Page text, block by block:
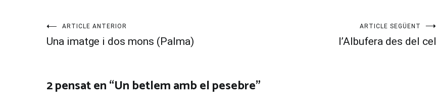
Navegació
ARTICLE ANTERIOR
Una imatge i dos mons (Palma)
ARTICLE SEGÜENT
l’Albufera des del cel
2 pensat en “Un betlem amb el pesebre”